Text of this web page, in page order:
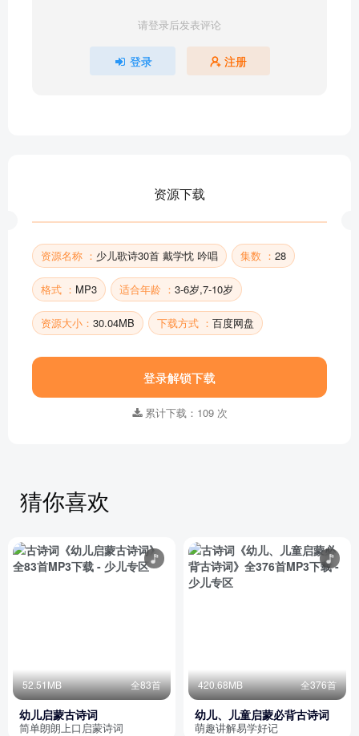
请登录后发表评论
登录 注册
资源下载
资源名称 ： 少儿歌诗30首 戴学忱 吟唱 集数 ： 28
格式 ： MP3 适合年龄 ： 3-6岁,7-10岁
资源大小： 30.04MB 下载方式 ： 百度网盘
登录解锁下载
累计下载：109 次
猜你喜欢
52.51MB 全83首
幼儿启蒙古诗词
简单朗朗上口启蒙诗词
420.68MB 全376首
幼儿、儿童启蒙必背古诗词
萌趣讲解易学好记